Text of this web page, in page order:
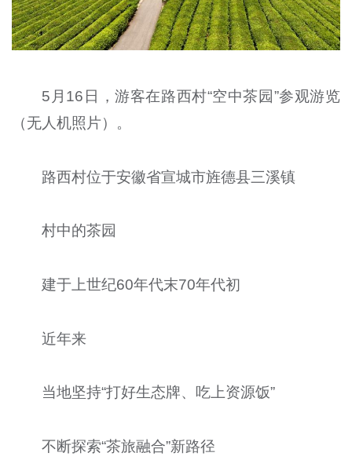
5月16日，游客在路西村“空中茶园”参观游览
（无人机照片）。
路西村位于安徽省宣城市旌德县三溪镇
村中的茶园
建于上世纪60年代末70年代初
近年来
当地坚持“打好生态牌、吃上资源饭”
不断探索“茶旅融合”新路径